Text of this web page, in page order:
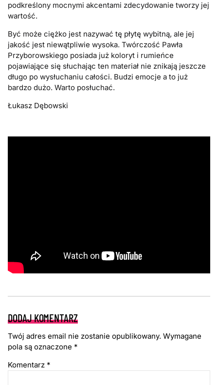
podkreślony mocnymi akcentami zdecydowanie tworzy jej
wartość.
Być może ciężko jest nazywać tę płytę wybitną, ale jej
jakość jest niewątpliwie wysoka. Twórczość Pawła
Przyborowskiego posiada już koloryt i rumieńce
pojawiające się słuchając ten materiał nie znikają jeszcze
długo po wysłuchaniu całości. Budzi emocje a to już
bardzo dużo. Warto posłuchać.
Łukasz Dębowski
DODAJ KOMENTARZ
Twój adres email nie zostanie opublikowany. Wymagane
pola są oznaczone *
Komentarz *